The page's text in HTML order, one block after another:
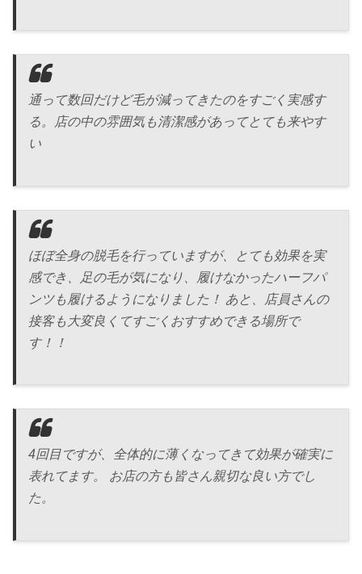
通って数回だけど毛が減ってきたのをすごく実感す
る。店の中の雰囲気も清潔感があってとても来やす
い
ほぼ全身の脱毛を行っていますが、とても効果を実
感でき、足の毛が気になり、履けなかったハーフパ
ンツも履けるようになりました！ あと、店員さんの
接客も大変良くてすごくおすすめできる場所で
す！！
4回目ですが、全体的に薄くなってきて効果が確実に
表れてます。 お店の方も皆さん親切な良い方でし
た。